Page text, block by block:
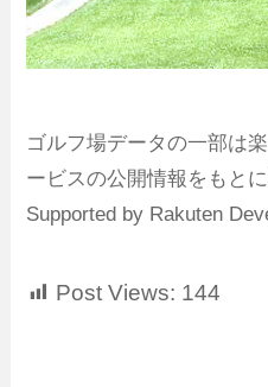
ゴルフ場データの一部は
ービスの公開情報をもと
Supported by Rakuten
Post Views: 144